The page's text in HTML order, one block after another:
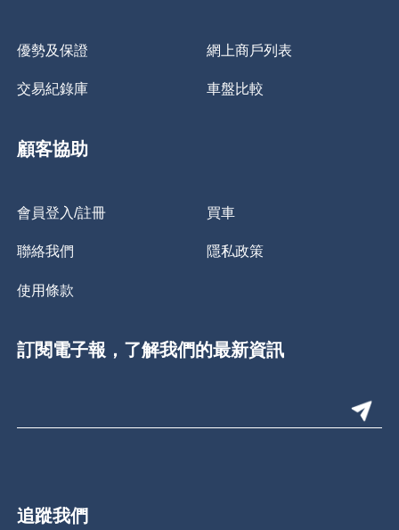
優勢及保證 網上商戶列表
交易紀錄庫 車盤比較
顧客協助
會員登入/註冊 買車
聯絡我們 隱私政策
使用條款
訂閱電子報，了解我們的最新資訊
追蹤我們